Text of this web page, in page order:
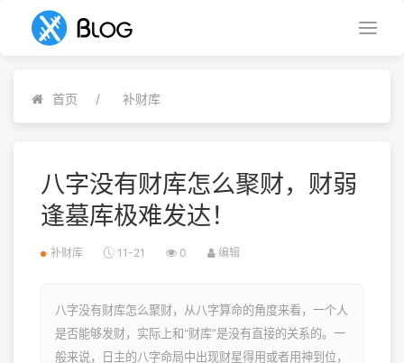
首页 补财库
八字没有财库怎么聚财，财弱
逢墓库极难发达！
补财库 11-21 0 编辑
八字没有财库怎么聚财，从八字算命的角度来看，一个人
是否能够发财，实际上和“财库”是没有直接的关系的。一
般来说，日主的八字命局中出现财星得用或者用神到位，